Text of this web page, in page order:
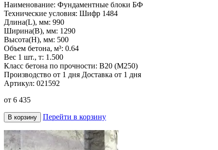
Наименование: Фундаментные блоки БФ
Технические условия: Шифр 1484
Длина(L), мм: 990
Ширина(B), мм: 1290
Высота(H), мм: 500
Объем бетона, м³: 0.64
Вес 1 шт., т: 1.500
Класс бетона по прочности: B20 (M250)
Производство от 1 дня Доставка от 1 дня
Артикул: 021592
от 6 435
В корзину Перейти в корзину